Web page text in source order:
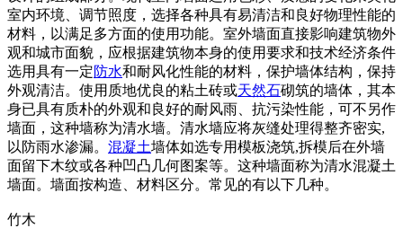
室内环境、调节照度，选择各种具有易清洁和良好物理性能的
材料，以满足多方面的使用功能。室外墙面直接影响建筑物外
观和城市面貌，应根据建筑物本身的使用要求和技术经济条件
选用具有一定防水和耐风化性能的材料，保护墙体结构，保持
外观清洁。使用质地优良的粘土砖或天然石砌筑的墙体，其本
身已具有质朴的外观和良好的耐风雨、抗污染性能，可不另作
墙面，这种墙称为清水墙。清水墙应将灰缝处理得整齐密实,
以防雨水渗漏。 混凝土墙体如选专用模板浇筑,拆模后在外墙
面留下木纹或各种凹凸几何图案等。这种墙面称为清水混凝土
墙面。墙面按构造、材料区分。常见的有以下几种。
竹木